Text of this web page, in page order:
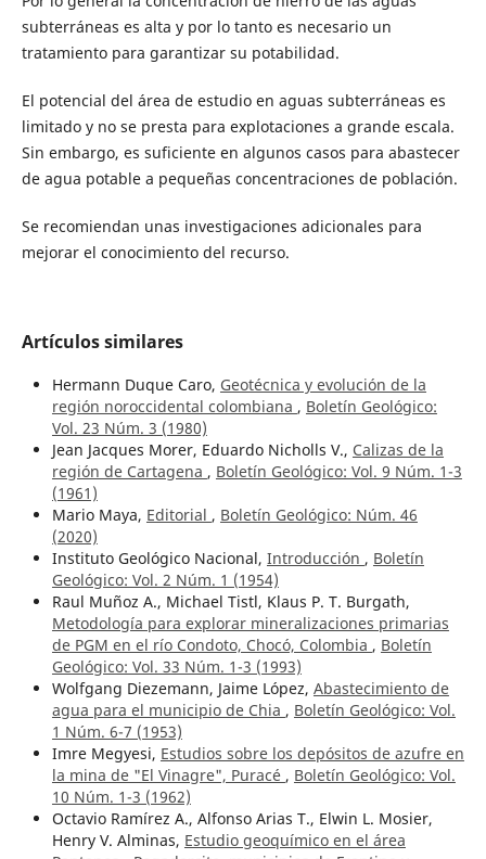
subterráneas es alta y por lo tanto es necesario un
tratamiento para garantizar su potabilidad.
El potencial del área de estudio en aguas subterráneas es
limitado y no se presta para explotaciones a grande escala.
Sin embargo, es suficiente en algunos casos para abastecer
de agua potable a pequeñas concentraciones de población.
Se recomiendan unas investigaciones adicionales para
mejorar el conocimiento del recurso.
Artículos similares
Hermann Duque Caro, Geotécnica y evolución de la
región noroccidental colombiana , Boletín Geológico:
Vol. 23 Núm. 3 (1980)
Jean Jacques Morer, Eduardo Nicholls V., Calizas de la
región de Cartagena , Boletín Geológico: Vol. 9 Núm. 1-3
(1961)
Mario Maya, Editorial , Boletín Geológico: Núm. 46
(2020)
Instituto Geológico Nacional, Introducción , Boletín
Geológico: Vol. 2 Núm. 1 (1954)
Raul Muñoz A., Michael Tistl, Klaus P. T. Burgath,
Metodología para explorar mineralizaciones primarias
de PGM en el río Condoto, Chocó, Colombia , Boletín
Geológico: Vol. 33 Núm. 1-3 (1993)
Wolfgang Diezemann, Jaime López, Abastecimiento de
agua para el municipio de Chia , Boletín Geológico: Vol.
1 Núm. 6-7 (1953)
Imre Megyesi, Estudios sobre los depósitos de azufre en
la mina de "El Vinagre", Puracé , Boletín Geológico: Vol.
10 Núm. 1-3 (1962)
Octavio Ramírez A., Alfonso Arias T., Elwin L. Mosier,
Henry V. Alminas, Estudio geoquímico en el área